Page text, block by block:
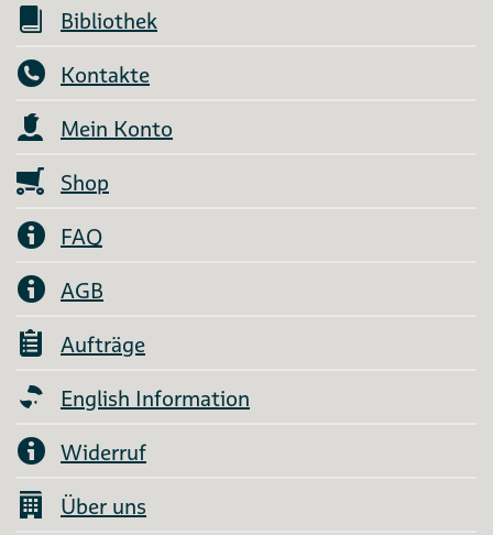
Bibliothek
Kontakte
Mein Konto
Shop
FAQ
AGB
Aufträge
English Information
Widerruf
Über uns